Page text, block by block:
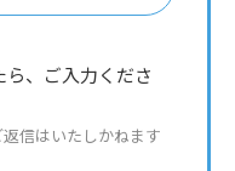
、ご入力くださ
信はいたしかねます